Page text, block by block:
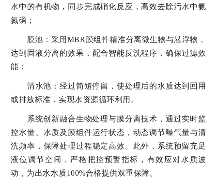
水中的有机物，同步完成硝化反应，高效去除污水中氨
氮磷；
膜池：采用MBR膜组件精准分离微生物与悬浮物，
达到固液分离的效果，配合智能反洗程序，确保过滤效
能；
清水池：经过简短停留，使处理后的水质达到回用
或排放标准，实现水资源循环利用。
系统创新融合生物处理与膜分离技术，通过实时监
控水量、水质及膜组件运行状态，动态调节曝气量与清
洗频率，保障处理过程稳定高效。此外，系统预留充足
液位调节空间，严格把控预警指标，有效应对水质波
动，为出水水质100%合格提供双重保障。